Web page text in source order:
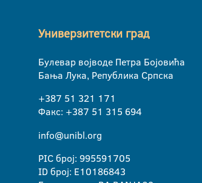
Универзитетски град
Булевар војводе Петра Бојовића
Бања Лука, Република Српска
+387 51 321 171
Факс: +387 51 315 694
info@unibl.org
PIC број: 995591705
ID број: E10186843